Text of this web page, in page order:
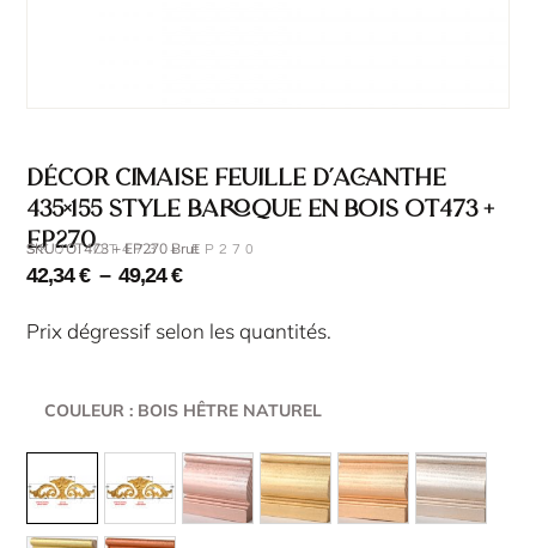
Décor cimaise feuille d’acanthe
435×155 style baroque en bois OT473 +
EP270
SKU : OT473 + EP270
SKU : OT473 + EP270 Brut
42,34€ – 49,24€
Prix dégressif selon les quantités.
COULEUR : BOIS HÊTRE NATUREL